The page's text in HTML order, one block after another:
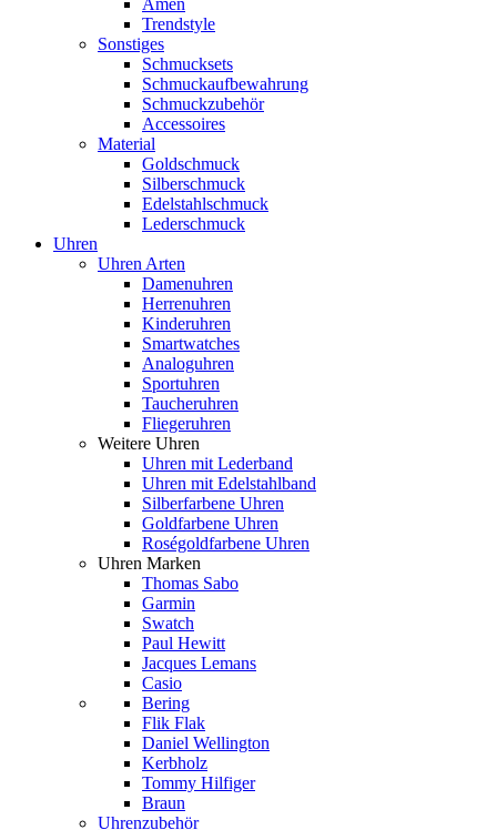
Amen
Trendstyle
Sonstiges
Schmucksets
Schmuckaufbewahrung
Schmuckzubehör
Accessoires
Material
Goldschmuck
Silberschmuck
Edelstahlschmuck
Lederschmuck
Uhren
Uhren Arten
Damenuhren
Herrenuhren
Kinderuhren
Smartwatches
Analoguhren
Sportuhren
Taucheruhren
Fliegeruhren
Weitere Uhren
Uhren mit Lederband
Uhren mit Edelstahlband
Silberfarbene Uhren
Goldfarbene Uhren
Roségoldfarbene Uhren
Uhren Marken
Thomas Sabo
Garmin
Swatch
Paul Hewitt
Jacques Lemans
Casio
Bering
Flik Flak
Daniel Wellington
Kerbholz
Tommy Hilfiger
Braun
Uhrenzubehör